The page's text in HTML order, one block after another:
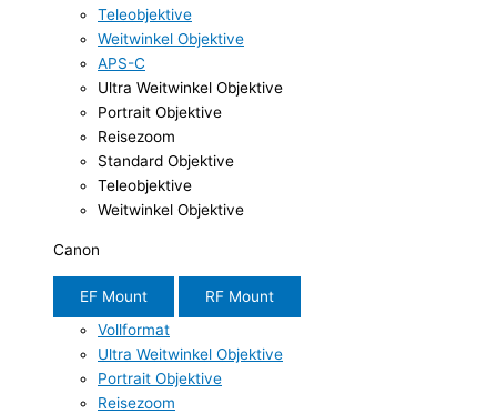
Teleobjektive
Weitwinkel Objektive
APS-C
Ultra Weitwinkel Objektive
Portrait Objektive
Reisezoom
Standard Objektive
Teleobjektive
Weitwinkel Objektive
Canon
EF Mount
RF Mount
Vollformat
Ultra Weitwinkel Objektive
Portrait Objektive
Reisezoom